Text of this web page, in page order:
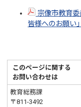
宗像市教育
皆様へのお願い
このページに関する
お問い合わせは
教育総務課
〒811-3492